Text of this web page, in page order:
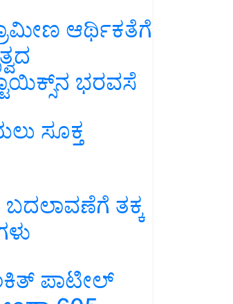
ಆರ್ಥಿಕತೆಗೆ
ಭರವಸೆ
ಸೂಕ್ತ
ತಕ್ಕ
ಪಾಟೀಲ್